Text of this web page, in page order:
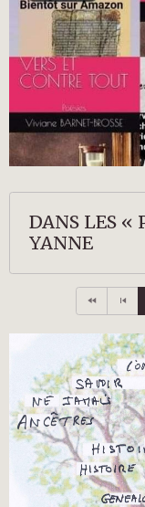
DANS LES «
YANNE